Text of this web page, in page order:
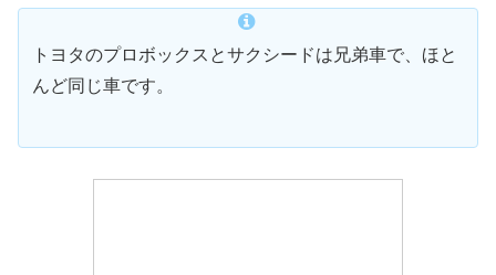
トヨタのプロボックスとサクシードは兄弟車で、ほと
んど同じ車です。